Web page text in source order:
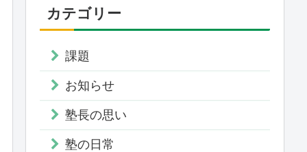
カテゴリー
課題
お知らせ
塾長の思い
塾の日常